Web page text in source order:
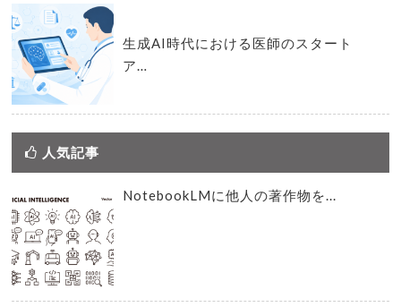
生成AI時代における医師のスタート
ア…
人気記事
NotebookLMに他人の著作物を...